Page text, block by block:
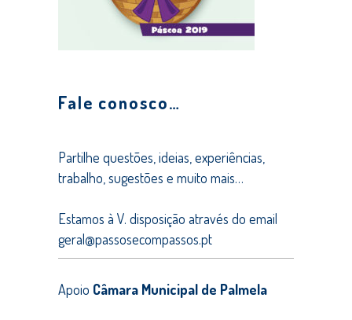
Fale conosco…
Partilhe questões, ideias, experiências,
trabalho, sugestões e muito mais…
Estamos à V. disposição através do email
geral@passosecompassos.pt
Apoio Câmara Municipal de Palmela